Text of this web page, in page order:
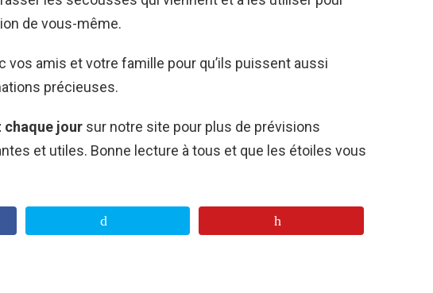
de vous-même.
vos amis et votre famille pour qu’ils puissent aussi
précieuses.
chaque jour sur notre site pour plus de prévisions
et utiles. Bonne lecture à tous et que les étoiles vous